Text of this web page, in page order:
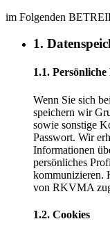
im Folgenden
1.
1.1. Persönliche
Wenn Sie sich
speichern wir
sowie sonstige
Passwort. Wir
Informationen
persönliches
kommunizieren.
von RKVMA
1.2. Cookies